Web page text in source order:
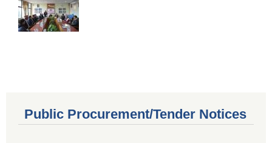
Public Procurement/Tender Notices